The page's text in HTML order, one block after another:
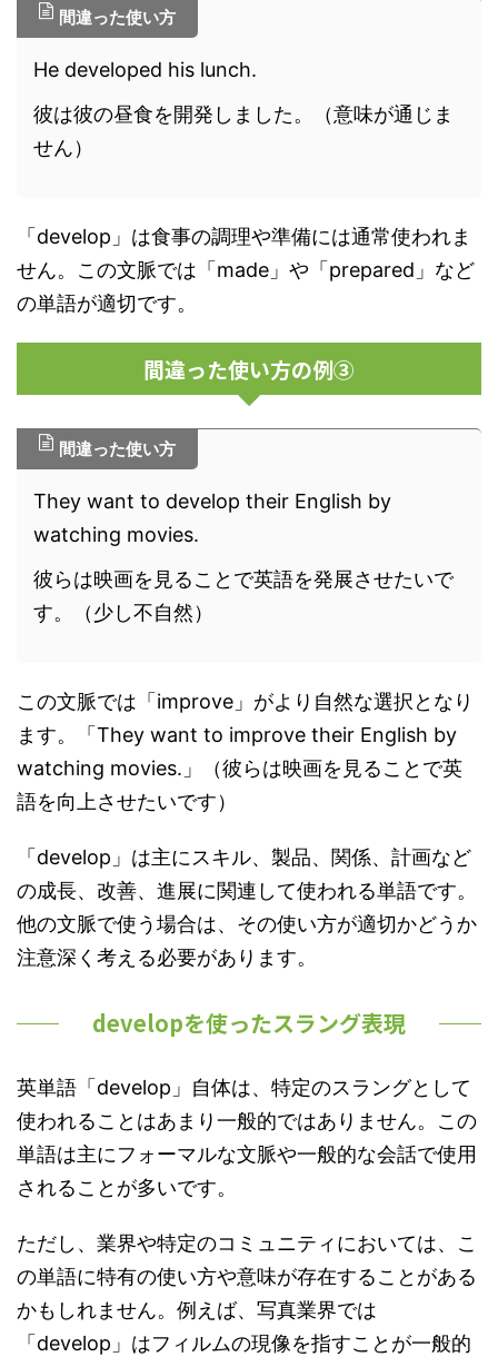
間違った使い方
He developed his lunch.
彼は彼の昼食を開発しました。（意味が通じま
せん）
「develop」は食事の調理や準備には通常使われま
せん。この文脈では「made」や「prepared」など
の単語が適切です。
間違った使い方の例③
間違った使い方
They want to develop their English by
watching movies.
彼らは映画を見ることで英語を発展させたいで
す。（少し不自然）
この文脈では「improve」がより自然な選択となり
ます。「They want to improve their English by
watching movies.」（彼らは映画を見ることで英
語を向上させたいです）
「develop」は主にスキル、製品、関係、計画など
の成長、改善、進展に関連して使われる単語です。
他の文脈で使う場合は、その使い方が適切かどうか
注意深く考える必要があります。
developを使ったスラング表現
英単語「develop」自体は、特定のスラングとして
使われることはあまり一般的ではありません。この
単語は主にフォーマルな文脈や一般的な会話で使用
されることが多いです。
ただし、業界や特定のコミュニティにおいては、こ
の単語に特有の使い方や意味が存在することがある
かもしれません。例えば、写真業界では
「develop」はフィルムの現像を指すことが一般的